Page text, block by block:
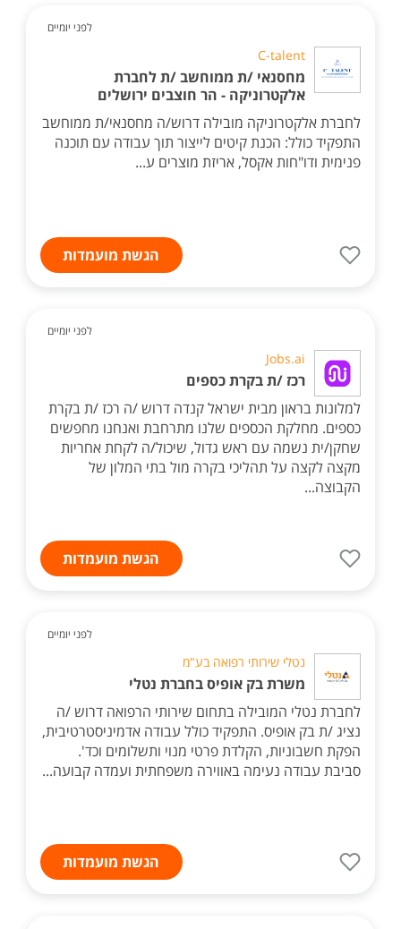
לפני יומיים
C-talent
מחסנאי /ת ממוחשב /ת לחברת
אלקטרוניקה - הר חוצבים ירושלים
לחברת אלקטרוניקה מובילה דרוש/ה מחסנאי/ת ממוחשב
התפקיד כולל: הכנת קיטים לייצור תוך עבודה עם תוכנה
פנימית ודו"חות אקסל, אריזת מוצרים ע...
הגשת מועמדות
לפני יומיים
Jobs.ai
רכז /ת בקרת כספים
למלונות בראון מבית ישראל קנדה דרוש /ה רכז /ת בקרת
כספים. מחלקת הכספים שלנו מתרחבת ואנחנו מחפשים
שחקן/ית נשמה עם ראש גדול, שיכול/ה לקחת אחריות
מקצה לקצה על תהליכי בקרה מול בתי המלון של
הקבוצה...
הגשת מועמדות
לפני יומיים
נטלי שירותי רפואה בע"מ
משרת בק אופיס בחברת נטלי
לחברת נטלי המובילה בתחום שירותי הרפואה דרוש /ה
נציג /ת בק אופיס. התפקיד כולל עבודה אדמיניסטרטיבית,
הפקת חשבוניות, הקלדת פרטי מנוי ותשלומים וכד'.
סביבת עבודה נעימה באווירה משפחתית ועמדה קבועה...
הגשת מועמדות